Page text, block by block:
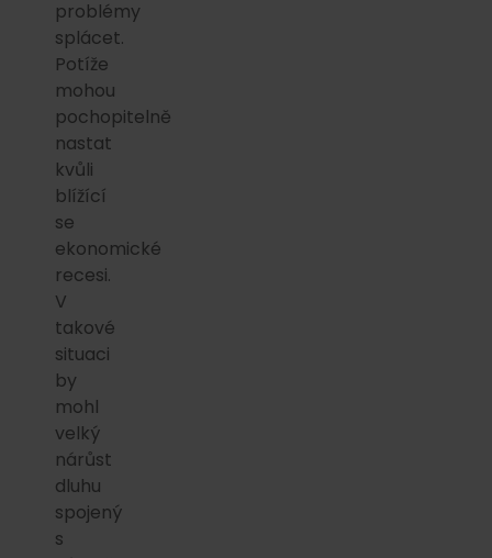
problémy
splácet.
Potíže
mohou
pochopitelně
nastat
kvůli
blížící
se
ekonomické
recesi.
V
takové
situaci
by
mohl
velký
nárůst
dluhu
spojený
s